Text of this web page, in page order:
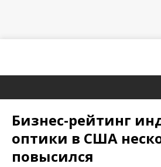
Бизнес-рейтинг
оптики в США
повысился